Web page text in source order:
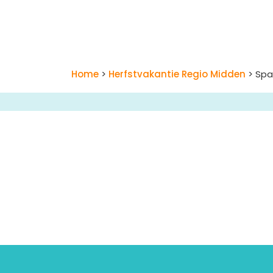
Home > Herfstvakantie Regio Midden >